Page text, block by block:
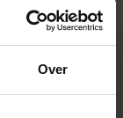
Over